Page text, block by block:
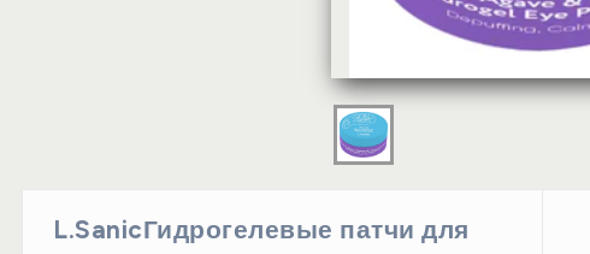
L.SanicГидрогелевые патчи для